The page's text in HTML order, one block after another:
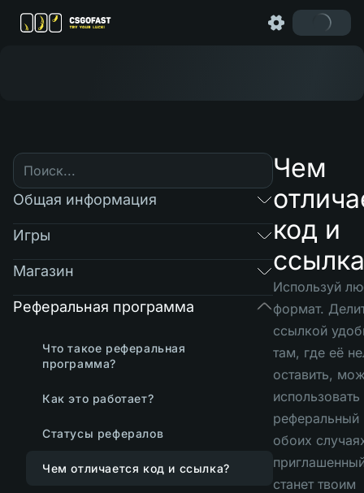
Общая информация
Игры
Магазин
Реферальная программа
Что такое реферальная
программа?
Как это работает?
Статусы рефералов
Чем отличается код и ссылка?
Чем
код и
Используй
формат.
ссылкой
там, где её
оставить,
использовать
реферальный
обоих
станет твоим